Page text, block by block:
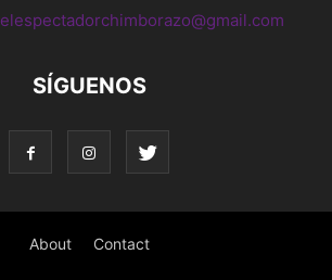
elespectadorchimborazo@gmail.com
SÍGUENOS
About Contact